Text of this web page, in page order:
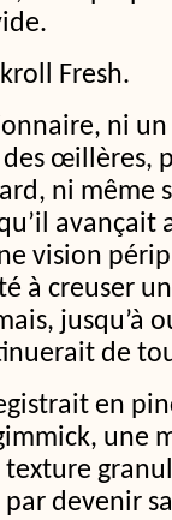
Fresh.
ni
œillères,
ni même
avançait
vision
à creuser
jusqu’à
de
en
une
devenir